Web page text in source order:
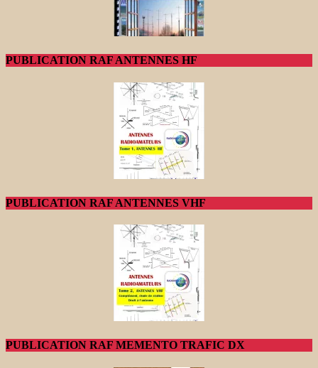
PUBLICATION RAF ANTENNES HF
PUBLICATION RAF ANTENNES VHF
PUBLICATION RAF MEMENTO TRAFIC DX